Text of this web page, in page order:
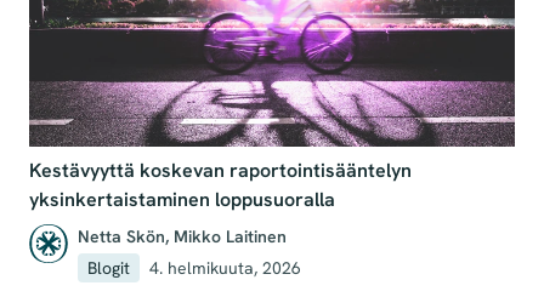
Kestävyyttä koskevan raportointisääntelyn
yksinkertaistaminen loppusuoralla
Netta Skön, Mikko Laitinen
Blogit
4. helmikuuta, 2026